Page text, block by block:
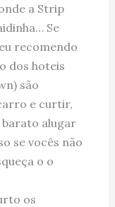
a Strip
Se
recomendo
dos hoteis
são
e curtir,
barato alugar
se vocês não
o o
os